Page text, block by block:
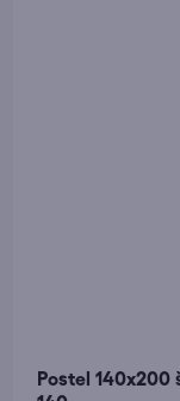
Postel 140x200